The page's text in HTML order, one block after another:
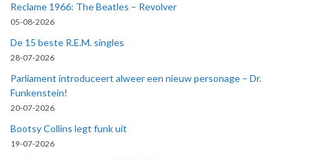
Reclame 1966: The Beatles – Revolver
05-08-2026
De 15 beste R.E.M. singles
28-07-2026
Parliament introduceert alweer een nieuw personage – Dr.
Funkenstein!
20-07-2026
Bootsy Collins legt funk uit
19-07-2026